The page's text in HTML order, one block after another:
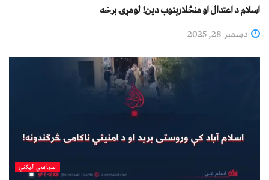
اسلام د اعتدال او منځلارېتوب دین! لومړۍ برخه
دسمبر 28, 2025
سیاسي لیکني